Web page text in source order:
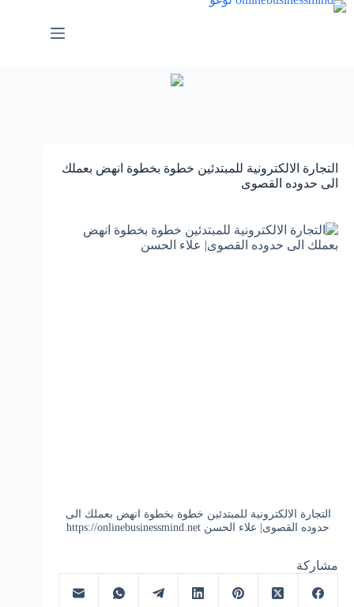
التجاوز
التجارة الالكترونية للمبتدئين خطوة بخطوة انهض بعملك
الى حدوده القصوى
التجارة الالكترونية للمبتدئين خطوة بخطوة انهض بعملك الى
حدوده القصوى| علاء الحسن https://onlinebusinessmind.net
مشاركة